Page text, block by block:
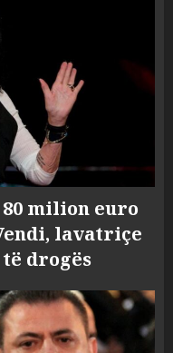
milion euro
lavatriçe
drogës